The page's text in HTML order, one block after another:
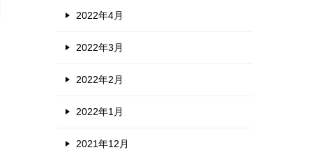
2022年4月
2022年3月
2022年2月
2022年1月
2021年12月